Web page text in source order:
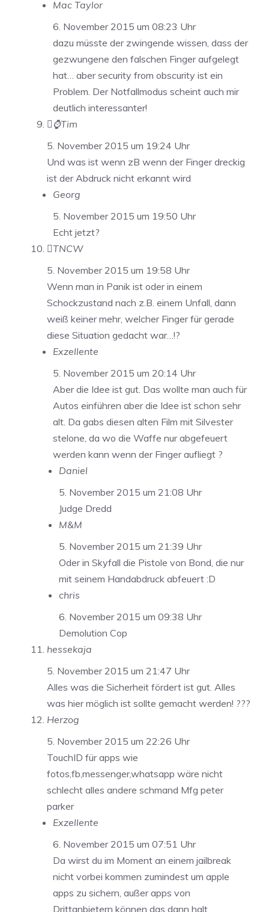
Mac Taylor
6. November 2015 um 08:23 Uhr
dazu müsste der zwingende wissen, dass der
gezwungene den falschen Finger aufgelegt
hat… aber security from obscurity ist ein
Problem. Der Notfallmodus scheint auch mir
deutlich interessanter!
⌚️Tim
5. November 2015 um 19:24 Uhr
Und was ist wenn zB wenn der Finger dreckig
ist der Abdruck nicht erkannt wird
Georg
5. November 2015 um 19:50 Uhr
Echt jetzt?
TNCW
5. November 2015 um 19:58 Uhr
Wenn man in Panik ist oder in einem
Schockzustand nach z.B. einem Unfall, dann
weiß keiner mehr, welcher Finger für gerade
diese Situation gedacht war…!?
Exzellente
5. November 2015 um 20:14 Uhr
Aber die Idee ist gut. Das wollte man auch für
Autos einführen aber die Idee ist schon sehr
alt. Da gabs diesen alten Film mit Silvester
stelone, da wo die Waffe nur abgefeuert
werden kann wenn der Finger aufliegt ?
Daniel
5. November 2015 um 21:08 Uhr
Judge Dredd
M&M
5. November 2015 um 21:39 Uhr
Oder in Skyfall die Pistole von Bond, die nur
mit seinem Handabdruck abfeuert :D
chris
6. November 2015 um 09:38 Uhr
Demolution Cop
hessekaja
5. November 2015 um 21:47 Uhr
Alles was die Sicherheit fördert ist gut. Alles
was hier möglich ist sollte gemacht werden! ???
Herzog
5. November 2015 um 22:26 Uhr
TouchID für apps wie
fotos,fb,messenger,whatsapp wäre nicht
schlecht alles andere schmand Mfg peter
parker
Exzellente
6. November 2015 um 07:51 Uhr
Da wirst du im Moment an einem jailbreak
nicht vorbei kommen zumindest um apple
apps zu sichern, außer apps von
Drittanbietern können das dann halt